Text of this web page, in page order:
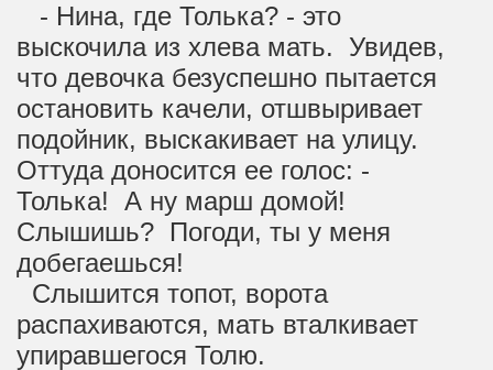
- Нина, где Толька? - это
выскочила из хлева мать. Увидев,
что девочка безуспешно пытается
остановить качели, отшвыривает
подойник, выскакивает на улицу.
Оттуда доносится ее голос: -
Толька! А ну марш домой!
Слышишь? Погоди, ты у меня
добегаешься!
Слышится топот, ворота
распахиваются, мать вталкивает
упиравшегося Толю.